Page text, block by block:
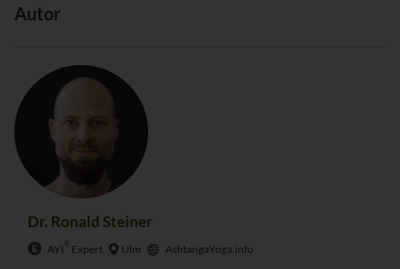
Autor
Dr. Ronald Steiner
AYI Expert Ulm AshtangaYoga.info